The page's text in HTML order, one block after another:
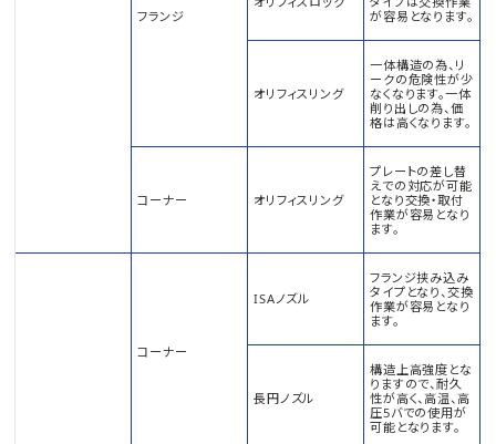
フランジ
が容易となります。
オリフィスリング
一体構造の為、リ
ークの危険性が少
なくなります。一体
削り出しの為、価
格は高くなります。
コーナー オリフィスリング
プレートの差し替
えでの対応が可能
となり交換・取付
作業が容易となり
ます。
コーナー
ISAノズル
フランジ挟み込み
タイプとなり、交換
作業が容易となり
ます。
長円ノズル
構造上高強度とな
りますので、耐久
性が高く、高温、高
圧5バでの使用が
可能となります。